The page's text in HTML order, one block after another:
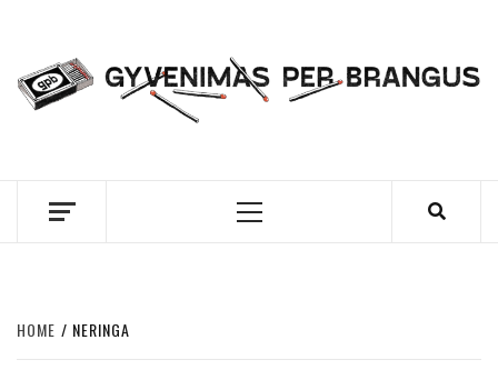
content
BRANGUS
Menu
HOME NERINGA